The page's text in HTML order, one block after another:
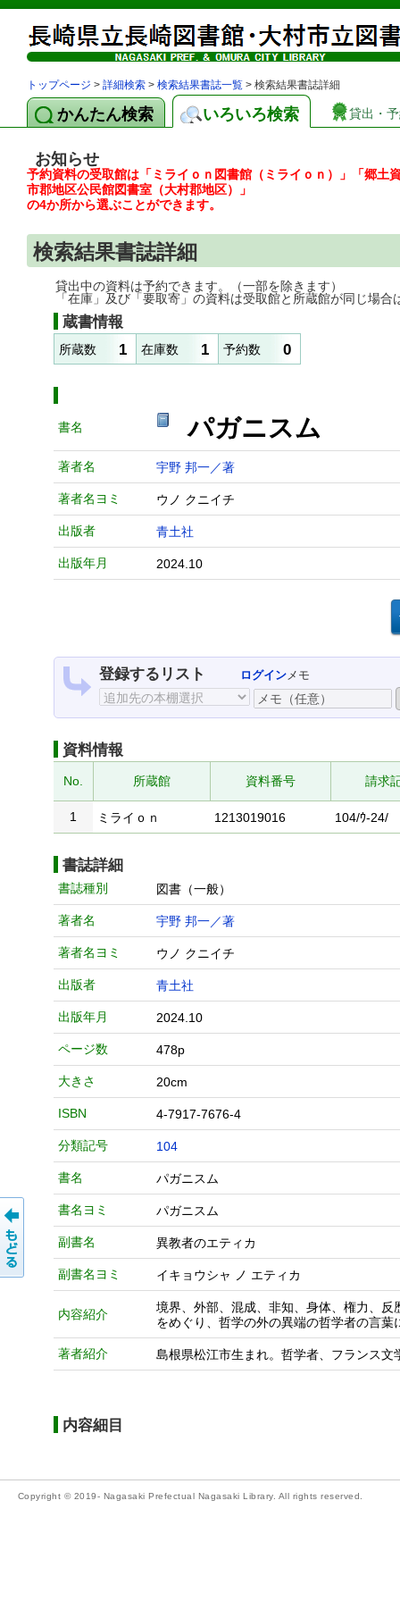
トップページ > 詳細検索 > 検索結果書誌一覧 > 検索結果書誌詳細
かんたん検索 いろいろ検索 貸出・
お知らせ
予約資料の受取館は「ミライｏｎ図書館（ミライｏｎ）」「郷
市郡地区公民館図書室（大村郡地区）」
の4か所から選ぶことができます。
検索結果書誌詳細
貸出中の資料は予約できます。（一部を除きます）
「在庫」及び「要取寄」の資料は受取館と所蔵館が同じ場合
蔵書情報
所蔵数 1 在庫数 1 予約数 0
書名 パガニスム
著者名 宇野 邦一／著
著者名ヨミ ウノ クニイチ
出版者 青土社
出版年月 2024.10
登録するリスト ログインメモ
資料情報
No. 所蔵館 資料番号 請求
1 ミライｏｎ 1213019016 104/ｳ-24/
書誌詳細
書誌種別 図書（一般）
著者名 宇野 邦一／著
著者名ヨミ ウノ クニイチ
出版者 青土社
出版年月 2024.10
ページ数 478p
大きさ 20cm
ISBN 4-7917-7676-4
分類記号 104
書名 パガニスム
書名ヨミ パガニスム
副書名 異教者のエティカ
副書名ヨミ イキョウシャ ノ エティカ
内容紹介
境界、外部、混成、非知、身体、権力、
をめぐり、哲学の外の異端の哲学者の言
著者紹介 島根県松江市生まれ。哲学者、フランス
内容細目
Copyright © 2019- Nagasaki Prefectual Nagasaki Library. All rights reserved.